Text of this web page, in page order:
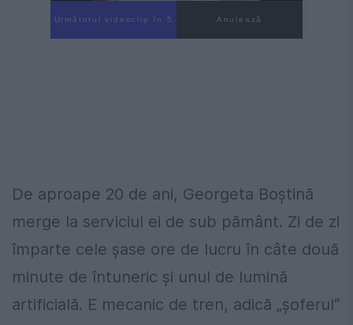
Următorul videoclip în 4 Anulează
De aproape 20 de ani, Georgeta Boştină
merge la serviciul ei de sub pământ. Zi de zi
împarte cele şase ore de lucru în câte două
minute de întuneric şi unul de lumină
artificială. E mecanic de tren, adică „şoferul“